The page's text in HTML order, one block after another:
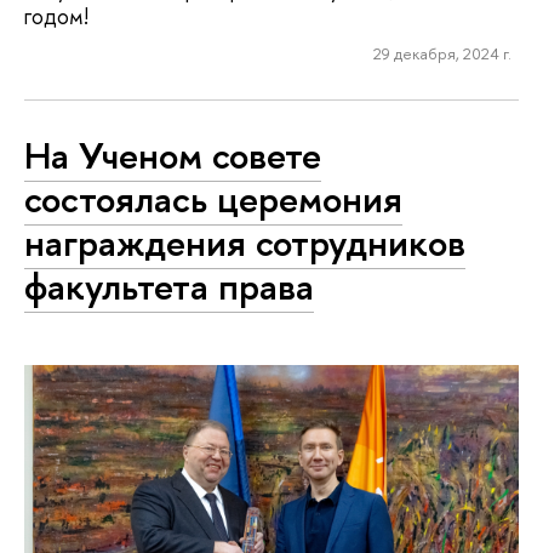
годом!
29 декабря, 2024 г.
На Ученом совете
состоялась церемония
награждения сотрудников
факультета права